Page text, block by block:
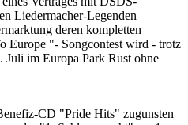
Liedermacher-Legenden
deren kompletten
Europe "- Songcontest wird - trotz
Juli im Europa Park Rust ohne
CD "Pride Hits" zugunsten